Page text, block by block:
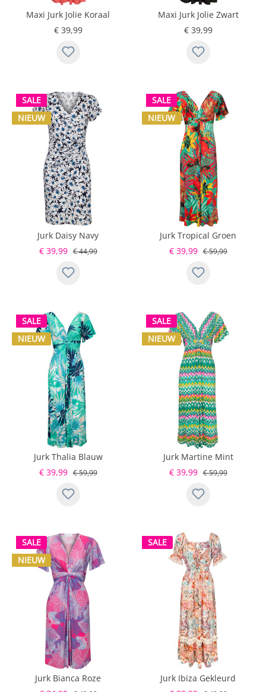
Maxi Jurk Jolie Koraal
€ 39,99
Maxi Jurk Jolie Zwart
€ 39,99
SALE
NIEUW
Jurk Daisy Navy
€ 39,99 € 44,99
SALE
NIEUW
Jurk Tropical Groen
€ 39,99 € 59,99
SALE
NIEUW
Jurk Thalia Blauw
€ 39,99 € 59,99
SALE
NIEUW
Jurk Martine Mint
€ 39,99 € 59,99
SALE
NIEUW
Jurk Bianca Roze
SALE
Jurk Ibiza Gekleurd